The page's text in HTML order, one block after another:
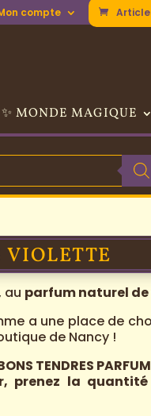
compte
✨ MONDE MAGIQUE
au parfum naturel
a une place de
de Nancy !
TENDRES
prenez la